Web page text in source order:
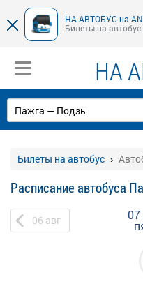
НА-АВТОБУС на
Билеты на
НА
Билеты на автобус
Расписание автобуса
06 авг 07